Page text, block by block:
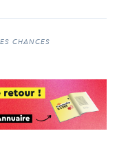
CHANCES